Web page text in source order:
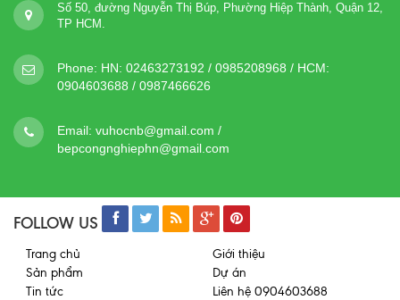
Số 50, đường Nguyễn Thị Búp, Phường Hiệp Thành, Quận 12,
TP HCM.
Phone: HN: 02463273192 / 0985208968 / HCM:
0904603688 / 0987466626
Email: vuhocnb@gmail.com /
bepcongnghiephn@gmail.com
FOLLOW US
Trang chủ
Giới thiệu
Sản phẩm
Dự án
Tin tức
Liên hệ 0904603688